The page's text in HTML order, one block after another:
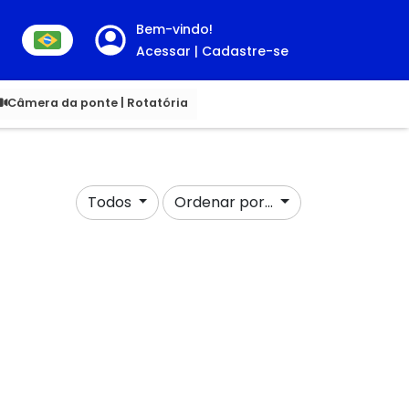
Bem-vindo!
Acessar | Cadastre-se
Câmera da ponte | Rotatória
Todos Ordenar por...